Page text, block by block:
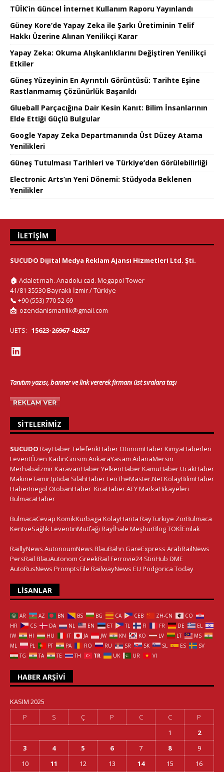
TÜİK’in Güncel İnternet Kullanım Raporu Yayınlandı
Güney Kore’de Yapay Zeka ile Şarkı Üretiminin Telif
Hakkı Üzerine Alınan Yenilikçi Karar
Yapay Zeka: Okuma Alışkanlıklarını Değiştiren Yenilikçi
Etkiler
Güneş Yüzeyinin En Ayrıntılı Görüntüsü: Tarihte Eşine
Rastlanmamış Çözünürlük Başarıldı
Glueball Parçacığına Dair Kesin Kanıt: Bilim İnsanlarının
Elde Ettiği Güçlü Bulgular
Google Yapay Zeka Departmanında Üst Düzey Atama
Yenilikleri
Güneş Tutulması Tarihleri ve Türkiye’den Görülebilirliği
Electronic Arts’ın Yeni Dönemi: Stüdyoda Beklenen
Yenilikler
İLETIŞIM
SUCUDO Dijital Medya Reklam Ajansı Hizmetleri Ltd. Şti.
🏠 Adalet mah. Anadolu cad. Megapol Tower
41/81 35530 Bayraklı İzmir / Türkiye
📞 +90 (553) 770 52 69
📩 ozendanismanlik@gmail.com
UETS: 15623-26967-42627
Tanıtım yazısı, banner ve link vererek firmanı üst sıralara taşı
SITELERIMIZ
SUCUDO RayHaberTeleferikHaberOtonomHaberKimyaHaberleri
LeventÖzen KadinGirisim AnkaraYasam AdanaMersin
MerhabaİzmirKaravanHaberYelkenHaberKamuHaberUcakHaber
MakineTamirIptidai SilahHaberLeoTheMaster.NetKolayBilimHaber
HaberInegol OtobanHaber KiraHaberAEYMarkaHikayeleri
BulmacaHaber
BulmacaCevap KomikKurbaga KolayHarita RayTurkiye ZorBulmaca
KentveSağlıkLeventinMutfağı Rayİhale MeşhurBlogTOKİEmlak
RaillyNews AutonoumNews BlauBahn GareExpress ArabRailNews
PersRail BlauAutonom GreekRail Ferrovie24 StiriHub DME
AutoRusNews PromptsFile RailwayNews EU Podgorica Today
LISANLAR
AR AZ BN BS BG CA CEB ZH-CN
CO
HR
CS DA NL EN ET TL FI FR DE
EL
IW
HI HU IT JA JW KN KO LV LT
MS
ML
PL PT PA RO RU SR SK SL ES
SV
TG
TA TE TH TR UK UR VI
HABER ARŞIVI
KASIM 2025
P
S Ç P C C
P
1
2
3
4 5 6 7 8
9
10
11 12 13 14 15 16